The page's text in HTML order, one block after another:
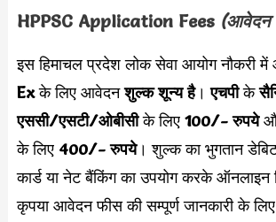
HPPSC Application Fees (आवेदन
इस हिमाचल प्रदेश लोक सेवा आयोग नौकरी
Exके लिए आवेदनशुल्क शून्य है। एचपीके
एससी/एसटी/ओबीसीके लिए 100/- रुपये
के लिए 400/- रुपये। शुल्क का भुगतान
कार्ड या नेट बैंकिंग का उपयोग करके ऑनलाइन
कृपया आवेदन फीस की सम्पूर्ण जानकारी के